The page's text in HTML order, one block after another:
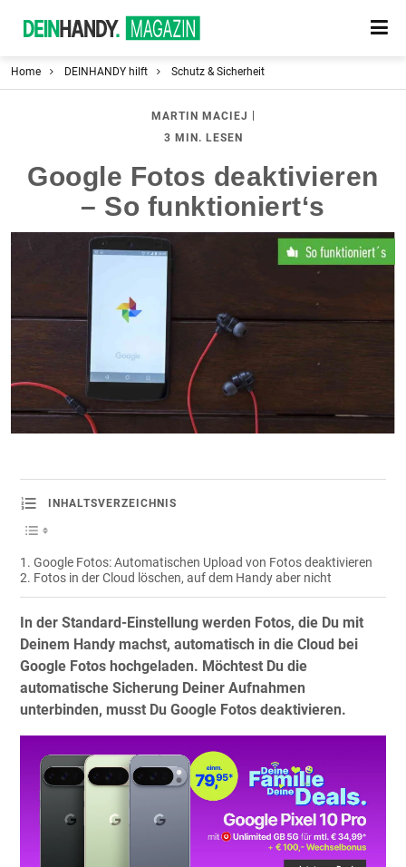
Home DEINHANDY hilft Schutz & Sicherheit
MARTIN MACIEJ
3 MIN. LESEN
Google Fotos deaktivieren
– So funktioniert‘s
INHALTSVERZEICHNIS
Google Fotos: Automatischen Upload von Fotos deaktivieren
Fotos in der Cloud löschen, auf dem Handy aber nicht
In der Standard-Einstellung werden Fotos, die Du mit
Deinem Handy machst, automatisch in die Cloud bei
Google Fotos hochgeladen. Möchtest Du die
automatische Sicherung Deiner Aufnahmen
unterbinden, musst Du Google Fotos deaktivieren.